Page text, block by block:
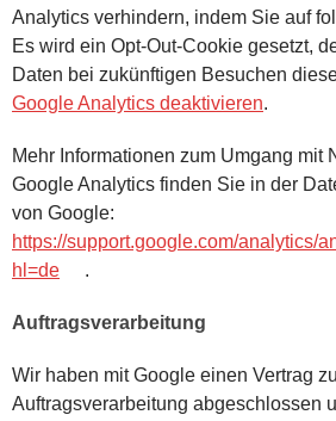
Analytics verhindern, indem Sie auf
Es wird ein Opt-Out-Cookie gesetzt,
Daten bei zukünftigen Besuchen
Google Analytics deaktivieren.
Mehr Informationen zum Umgang mit
Google Analytics finden Sie in der
von Google:
https://support.google.com/analytics/
hl=de
.
Auftragsverarbeitung
Wir haben mit Google einen Vertrag
Auftragsverarbeitung abgeschlossen